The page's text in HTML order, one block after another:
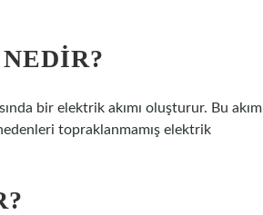
bir elektrik akımı oluşturur. Bu akım
topraklanmamış elektrik